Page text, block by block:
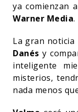
ya comienzan
Warner Media.
La gran
Danésy
inteligente
misterios,
nada menos